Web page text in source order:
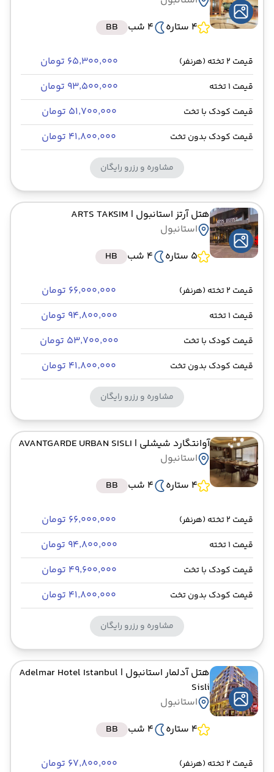
4 ستاره
4 شب BB
قیمت 2 تخته (هرنفر) ۶۵٬۳۰۰٬۰۰۰ تومان
قیمت 1 تخته ۹۳٬۵۰۰٬۰۰۰ تومان
قیمت کودک با تخت ۵۱٬۷۰۰٬۰۰۰ تومان
قیمت کودک بدون تخت ۴۱٬۸۰۰٬۰۰۰ تومان
مشاوره و رزرو رایگان
هتل آرتز استانبول | ARTS TAKSIM
استانبول
5 ستاره
4 شب HB
قیمت 2 تخته (هرنفر) ۶۶٬۰۰۰٬۰۰۰ تومان
قیمت 1 تخته ۹۴٬۸۰۰٬۰۰۰ تومان
قیمت کودک با تخت ۵۳٬۷۰۰٬۰۰۰ تومان
قیمت کودک بدون تخت ۴۱٬۸۰۰٬۰۰۰ تومان
مشاوره و رزرو رایگان
آوانتگارد شیشلی | AVANTGARDE URBAN SISLI
استانبول
4 ستاره
4 شب BB
قیمت 2 تخته (هرنفر) ۶۶٬۰۰۰٬۰۰۰ تومان
قیمت 1 تخته ۹۴٬۸۰۰٬۰۰۰ تومان
قیمت کودک با تخت ۴۹٬۶۰۰٬۰۰۰ تومان
قیمت کودک بدون تخت ۴۱٬۸۰۰٬۰۰۰ تومان
مشاوره و رزرو رایگان
هتل آدلمار استانبول | Adelmar Hotel Istanbul
Sisli
استانبول
4 ستاره
4 شب BB
قیمت 2 تخته (هرنفر) ۶۷٬۸۰۰٬۰۰۰ تومان